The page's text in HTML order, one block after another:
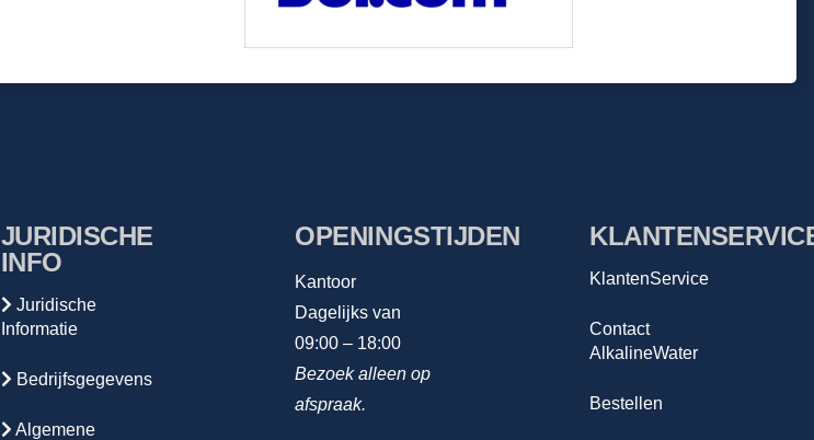
JURIDISCHE
INFO
Juridische
Informatie
Bedrijfsgegevens
Algemene
OPENINGSTIJDEN
Kantoor
Dagelijks van
09:00 – 18:00
Bezoek alleen op
afspraak.
KlantenService
Contact
AlkalineWater
Bestellen